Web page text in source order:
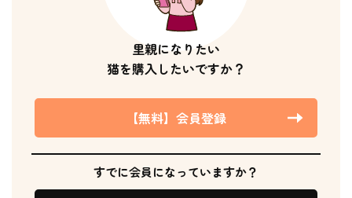
里親になりたい
猫を購入したいですか？
【無料】会員登録
すでに会員になっていますか？